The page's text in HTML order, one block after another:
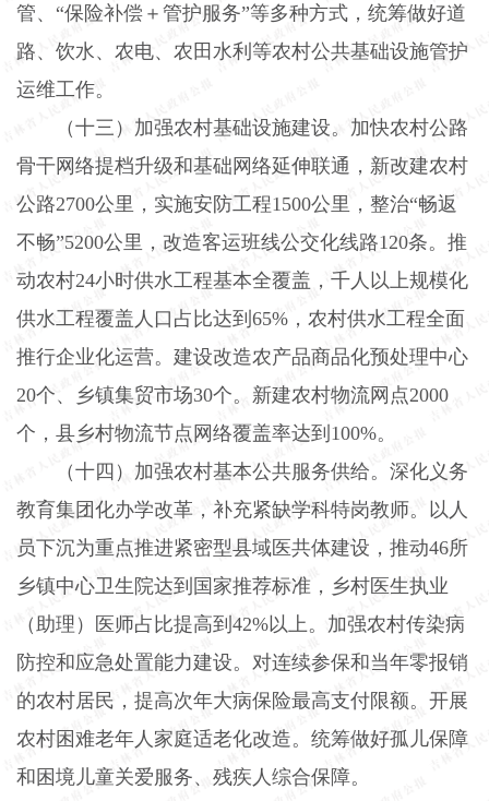
管、“保险补偿＋管护服务”等多种方式，统筹做好道
路、饮水、农电、农田水利等农村公共基础设施管护
运维工作。
（十三）加强农村基础设施建设。 加快农村公路
骨干网络提档升级和基础网络延伸联通，新改建农村
公路2700公里，实施安防工程1500公里，整治“畅返
不畅”5200公里，改造客运班线公交化线路120条。推
动农村24小时供水工程基本全覆盖，千人以上规模化
供水工程覆盖人口占比达到 65% ，农村供水工程全面
推行企业化运营。建设改造农产品商品化预处理中心
20个、乡镇集贸市场30个。新建农村物流网点2000
个，县乡村物流节点网络覆盖率达到 100%。
（十四）加强农村基本公共服务供给。 深化义务
教育集团化办学改革，补充紧缺学科特岗教师。以人
员下沉为重点推进紧密型县域医共体建设，推动46所
乡镇中心卫生院达到国家推荐标准，乡村医生执业
（助理）医师占比提高到 42%以上。加强农村传染病
防控和应急处置能力建设。对连续参保和当年零报销
的农村居民，提高次年大病保险最高支付限额。开展
农村困难老年人家庭适老化改造。统筹做好孤儿保障
和困境儿童关爱服务、残疾人综合保障。